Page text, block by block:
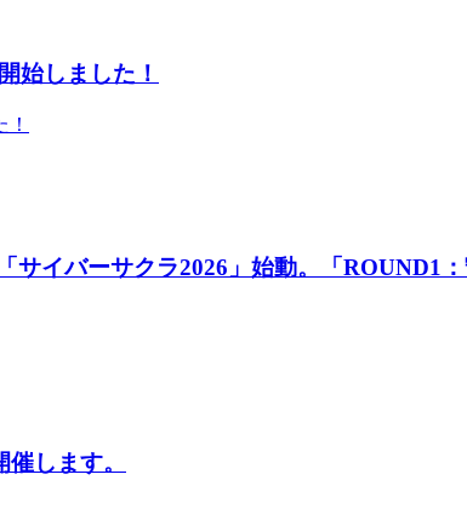
始しました！
イバーサクラ2026」始動。「ROUND1
します。